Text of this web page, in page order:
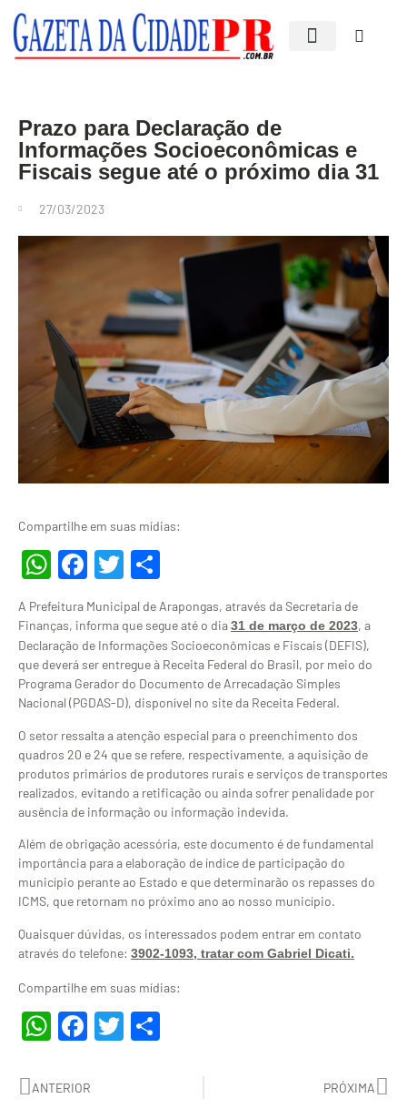
Prazo para Declaração de
Informações Socioeconômicas e
Fiscais segue até o próximo dia 31
27/03/2023
Compartilhe em suas mídias:
WhatsApp
Facebook
Twitter
A Prefeitura Municipal de Arapongas, através da Secretaria de
Finanças, informa que segue até o dia31 de março de 2023, a
Declaração de Informações Socioeconômicas e Fiscais (DEFIS),
que deverá ser entregue à Receita Federal do Brasil, por meio do
Programa Gerador do Documento de Arrecadação Simples
Nacional (PGDAS-D), disponível no site da Receita Federal.
O setor ressalta a atenção especial para o preenchimento dos
quadros 20 e 24 que se refere, respectivamente, a aquisição de
produtos primários de produtores rurais e serviços de transportes
realizados, evitando a retificação ou ainda sofrer penalidade por
ausência de informação ou informação indevida.
Além de obrigação acessória, este documento é de fundamental
importância para a elaboração de índice de participação do
município perante ao Estado e que determinarão os repasses do
ICMS, que retornam no próximo ano ao nosso município.
Quaisquer dúvidas, os interessados podem entrar em contato
através do telefone: 3902-1093, tratar com Gabriel Dicati.
Compartilhe em suas mídias:
WhatsApp
Facebook
Twitter
ANTERIOR PRÓXIMA